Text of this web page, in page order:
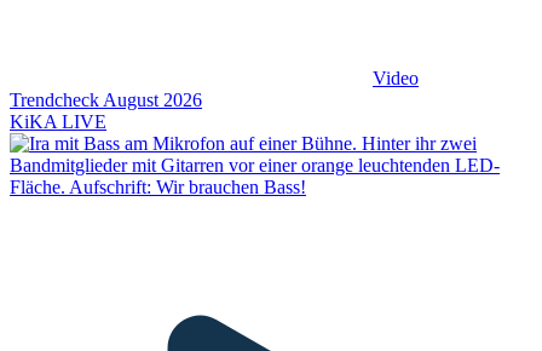
Video
Trendcheck August 2026
KiKA LIVE